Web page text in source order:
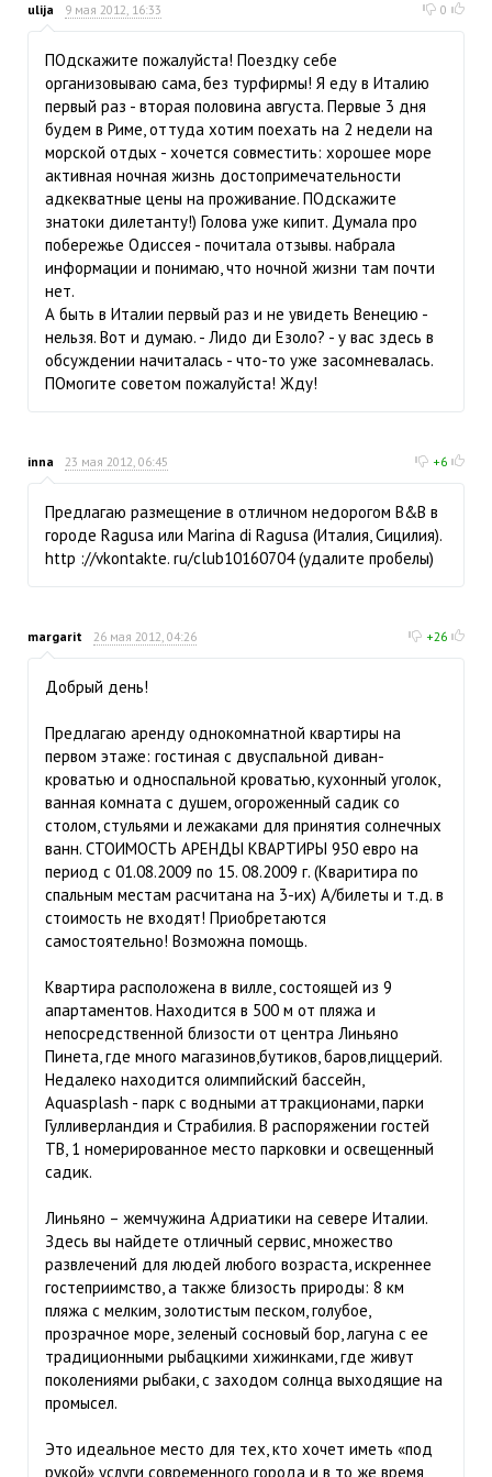
ulija 9 мая 2012, 16:33 0
ПОдскажите пожалуйста! Поездку себе
организовываю сама, без турфирмы! Я еду в Италию
первый раз - вторая половина августа. Первые 3 дня
будем в Риме, оттуда хотим поехать на 2 недели на
морской отдых - хочется совместить: хорошее море
активная ночная жизнь достопримечательности
адкекватные цены на проживание. ПОдскажите
знатоки дилетанту!) Голова уже кипит. Думала про
побережье Одиссея - почитала отзывы. набрала
информации и понимаю, что ночной жизни там почти
нет.
А быть в Италии первый раз и не увидеть Венецию -
нельзя. Вот и думаю. - Лидо ди Езоло? - у вас здесь в
обсуждении начиталась - что-то уже засомневалась.
ПОмогите советом пожалуйста! Жду!
inna 23 мая 2012, 06:45 +6
Предлагаю размещение в отличном недорогом B&B в
городе Ragusa или Marina di Ragusa (Италия, Сицилия).
http ://vkontakte. ru/club10160704 (удалите пробелы)
margarit 26 мая 2012, 04:26 +26
Добрый день!
Предлагаю аренду однокомнатной квартиры на
первом этаже: гостиная с двуспальной диван-
кроватью и односпальной кроватью, кухонный уголок,
ванная комната с душем, огороженный садик со
столом, стульями и лежаками для принятия солнечных
ванн. СТОИМОСТЬ АРЕНДЫ КВАРТИРЫ 950 евро на
период с 01.08.2009 по 15. 08.2009 г. (Кваритира по
спальным местам расчитана на 3-их) А/билеты и т.д. в
стоимость не входят! Приобретаются
самостоятельно! Возможна помощь.
Квартира расположена в вилле, состоящей из 9
апартаментов. Находится в 500 м от пляжа и
непосредственной близости от центра Линьяно
Пинета, где много магазинов,бутиков, баров,пиццерий.
Недалеко находится олимпийский бассейн,
Aquasplash - парк с водными аттракционами, парки
Гулливерландия и Страбилия. В распоряжении гостей
ТВ, 1 номерированное место парковки и освещенный
садик.
Линьяно – жемчужина Адриатики на севере Италии.
Здесь вы найдете отличный сервис, множество
развлечений для людей любого возраста, искреннее
гостеприимство, а также близость природы: 8 км
пляжа с мелким, золотистым песком, голубое,
прозрачное море, зеленый сосновый бор, лагуна с ее
традиционными рыбацкими хижинками, где живут
поколениями рыбаки, с заходом солнца выходящие на
промысел.
Это идеальное место для тех, кто хочет иметь «под
рукой» услуги современного города и в то же время